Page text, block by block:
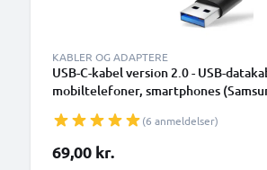
KABLER OG ADAPTERE
USB-C-kabel version 2.0 - USB-
mobiltelefoner, smartphones
Sony, GoPro) og mange flere - 1,0m
opladerkabel med USB Type C-stik
(6 anmeldelser)
69,00 kr.